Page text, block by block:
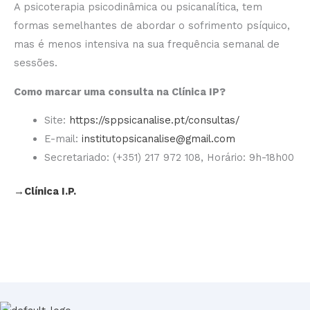
A psicoterapia psicodinâmica ou psicanalítica, tem
formas semelhantes de abordar o sofrimento psíquico,
mas é menos intensiva na sua frequência semanal de
sessões.
Como marcar uma consulta na Clínica IP?
Site: https://sppsicanalise.pt/consultas/
E-mail: institutopsicanalise@gmail.com
Secretariado: (+351) 217 972 108, Horário: 9h-18h00
→Clínica I.P.